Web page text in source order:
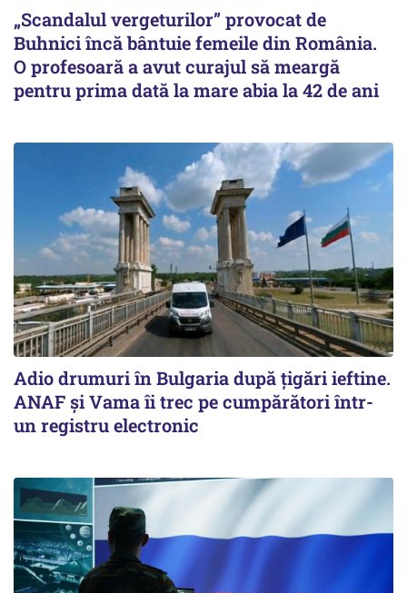
„Scandalul vergeturilor” provocat de
Buhnici încă bântuie femeile din România.
O profesoară a avut curajul să meargă
pentru prima dată la mare abia la 42 de ani
Adio drumuri în Bulgaria după țigări ieftine.
ANAF și Vama îi trec pe cumpărători într-
un registru electronic